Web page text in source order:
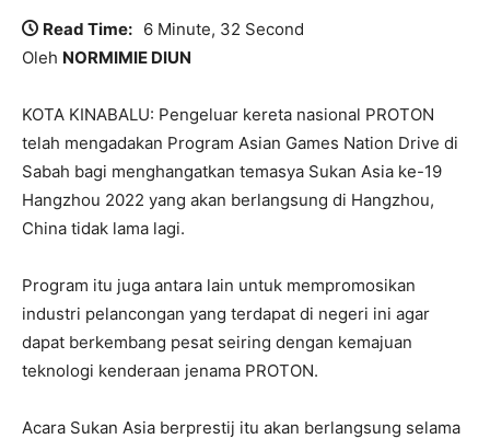
Read Time: 6 Minute, 32 Second
Oleh NORMIMIE DIUN
KOTA KINABALU: Pengeluar kereta nasional PROTON
telah mengadakan Program Asian Games Nation Drive di
Sabah bagi menghangatkan temasya Sukan Asia ke-19
Hangzhou 2022 yang akan berlangsung di Hangzhou,
China tidak lama lagi.
Program itu juga antara lain untuk mempromosikan
industri pelancongan yang terdapat di negeri ini agar
dapat berkembang pesat seiring dengan kemajuan
teknologi kenderaan jenama PROTON.
Acara Sukan Asia berprestij itu akan berlangsung selama